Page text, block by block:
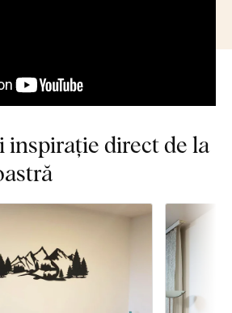
inspirație direct de la